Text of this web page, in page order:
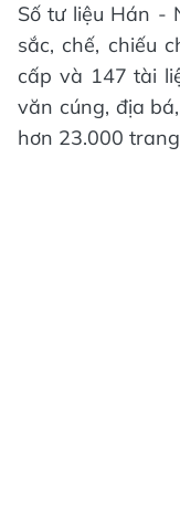
Số tư liệu Hán -
sắc, chế, chiếu
cấp và 147 tài
văn cúng, địa
hơn 23.000